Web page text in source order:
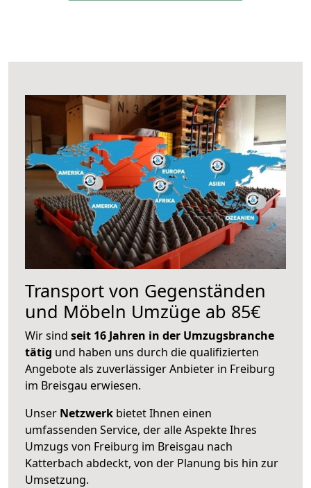
Transport von Gegenständen
und Möbeln Umzüge ab 85€
Wir sind seit 16 Jahren in der Umzugsbranche
tätig und haben uns durch die qualifizierten
Angebote als zuverlässiger Anbieter in Freiburg
im Breisgau erwiesen.
Unser Netzwerk bietet Ihnen einen
umfassenden Service, der alle Aspekte Ihres
Umzugs von Freiburg im Breisgau nach
Katterbach abdeckt, von der Planung bis hin zur
Umsetzung.